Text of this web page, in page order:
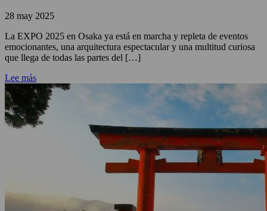
28 may 2025
La EXPO 2025 en Osaka ya está en marcha y repleta de eventos
emocionantes, una arquitectura espectacular y una multitud curiosa
que llega de todas las partes del […]
Lee más